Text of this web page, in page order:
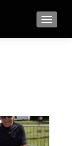
MENU